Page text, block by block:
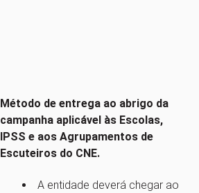
Método de entrega ao abrigo da
campanha aplicável às Escolas,
IPSS e aos Agrupamentos de
Escuteiros do CNE.
A entidade deverá chegar ao